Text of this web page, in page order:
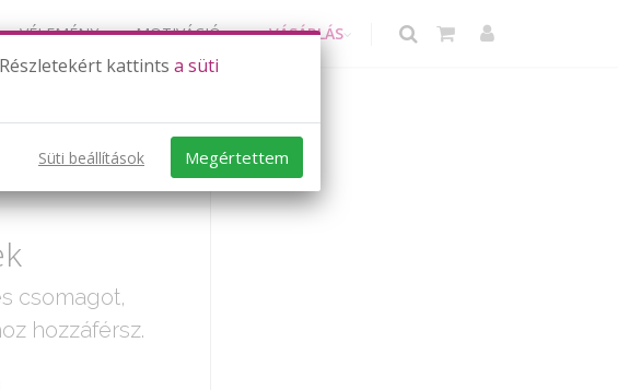
VÉLEMÉNY MOTIVÁCIÓ VÁSÁRLÁS
munkatársakkal)
csomagot,
hozzáférsz.
kattints a süti
Süti beállítások Megértettem